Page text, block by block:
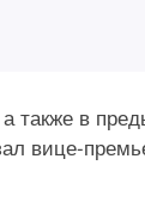
также в
вице-